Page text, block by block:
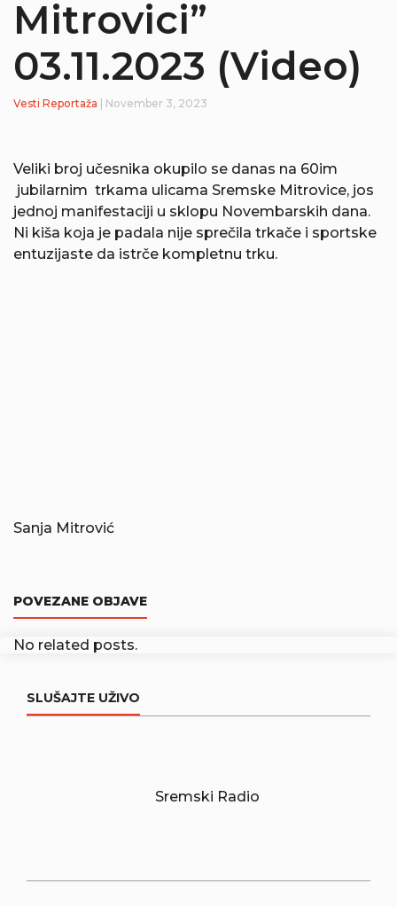
Mitrovici”
03.11.2023 (Video)
Vesti Reportaža | November 3, 2023
Veliki broj učesnika okupilo se danas na 60im
jubilarnim trkama ulicama Sremske Mitrovice, jos
jednoj manifestaciji u sklopu Novembarskih dana.
Ni kiša koja je padala nije sprečila trkače i sportske
entuzijaste da istrče kompletnu trku.
Sanja Mitrović
POVEZANE OBJAVE
No related posts.
SLUŠAJTE UŽIVO
Sremski Radio